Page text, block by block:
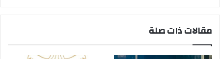
مقالات ذات صلة